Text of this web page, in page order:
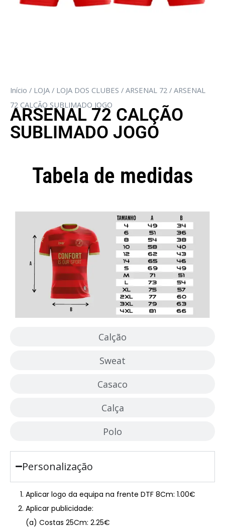
Início / LOJA / LOJA DOS CLUBES / ARSENAL 72 / ARSENAL
72 CALÇÃO SUBLIMADO JOGO
ARSENAL 72 CALÇÃO
SUBLIMADO JOGO
Tabela de medidas
Calção
Sweat
Casaco
Calça
Polo
Personalização
Aplicar logo da equipa na frente DTF 8Cm: 1.00€
Aplicar publicidade:
(a) Costas 25Cm: 2.25€